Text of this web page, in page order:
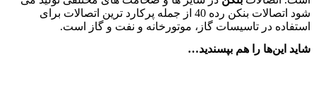
شود اتصالات بنکن رده 40 از جمله پرکارد ترین اتصالات برای
استفاده در تاسیسات گاز، موتورخانه و نفت و گاز است.
شاید این‌ها را هم بپسندید…